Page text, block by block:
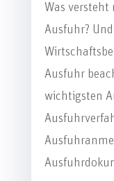
Was
Ausfuhr?
Ausfuhr
wichtigsten